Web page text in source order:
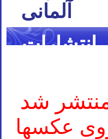
آلمانی
انتشارات
شد
عکسها